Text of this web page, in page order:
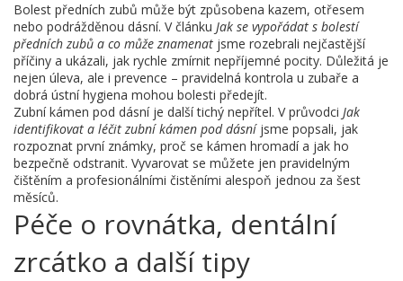
Bolest předních zubů může být způsobena kazem, otřesem
nebo podrážděnou dásní. V článku Jak se vypořádat s bolestí
předních zubů a co může znamenat jsme rozebrali nejčastější
příčiny a ukázali, jak rychle zmírnit nepříjemné pocity. Důležitá je
nejen úleva, ale i prevence – pravidelná kontrola u zubaře a
dobrá ústní hygiena mohou bolesti předejít.
Zubní kámen pod dásní je další tichý nepřítel. V průvodci Jak
identifikovat a léčit zubní kámen pod dásníjsme popsali, jak
rozpoznat první známky, proč se kámen hromadí a jak ho
bezpečně odstranit. Vyvarovat se můžete jen pravidelným
čištěním a profesionálními čistěními alespoň jednou za šest
měsíců.
Péče o rovnátka, dentální
zrcátko a další tipy